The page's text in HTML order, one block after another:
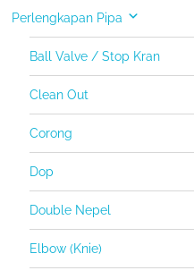
Perlengkapan Pipa
Ball Valve / Stop Kran
Clean Out
Corong
Dop
Double Nepel
Elbow (Knie)